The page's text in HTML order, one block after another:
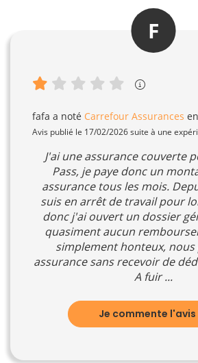
F
fafa a noté Carrefour Assurances en
Avis publié le 17/02/2026 suite à une
J'ai une assurance couverte
Pass, je paye donc un
assurance tous les mois.
suis en arrêt de travail pour
donc j'ai ouvert un dossier
quasiment aucun
simplement honteux, nous
assurance sans recevoir de
A fuir ...
Je commente l'avis